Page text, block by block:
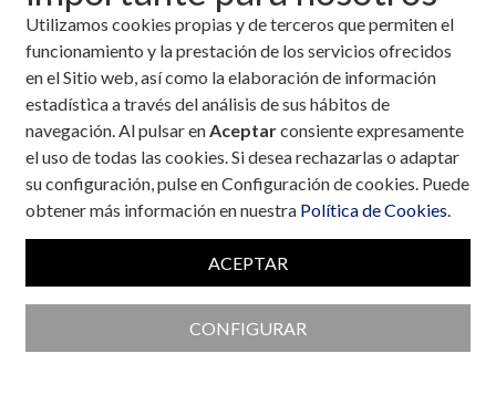
Utilizamos cookies propias y de terceros que permiten el
funcionamiento y la prestación de los servicios ofrecidos
en el Sitio web, así como la elaboración de información
estadística a través del análisis de sus hábitos de
navegación. Al pulsar enAceptarconsiente expresamente
el uso de todas las cookies. Si desea rechazarlas o adaptar
su configuración, pulse en Configuración de cookies. Puede
obtener más información en nuestra Política de Cookies.
ACEPTAR
CONFIGURAR
Colaboran con la Fundación